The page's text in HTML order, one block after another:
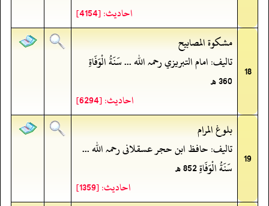
احادیث: [4154]
18
مشكوة المصابيح
تالیف: امام التبريزي رحمہ اللہ ... سَنَةُ الْوَفَاةِ
360 ھ
احادیث: [6294]
19
بلوغ المرام
تالیف: حافظ ابن حجر عسقلانی رحمہ اللہ ...
سَنَةُ الْوَفَاةِ 852 ھ
احادیث: [1359]